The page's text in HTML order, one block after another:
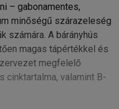
– gabonamentes,
minőségű szárazeleség
számára. A bárányhús
magas tápértékkel és
megfelelő
valamint B-